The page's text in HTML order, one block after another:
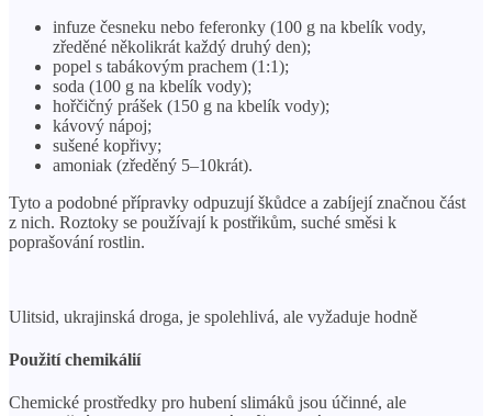
infuze česneku nebo feferonky (100 g na kbelík vody,
zředěné několikrát každý druhý den);
popel s tabákovým prachem (1:1);
soda (100 g na kbelík vody);
hořčičný prášek (150 g na kbelík vody);
kávový nápoj;
sušené kopřivy;
amoniak (zředěný 5–10krát).
Tyto a podobné přípravky odpuzují škůdce a zabíjejí značnou část
z nich. Roztoky se používají k postřikům, suché směsi k
poprašování rostlin.
Ulitsid, ukrajinská droga, je spolehlivá, ale vyžaduje hodně
Použití chemikálií
Chemické prostředky pro hubení slimáků jsou účinné, ale